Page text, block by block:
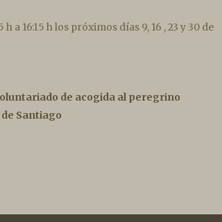
16:15 h los próximos días 9, 16 , 23 y 30 de
de acogida al peregrino
Santiago